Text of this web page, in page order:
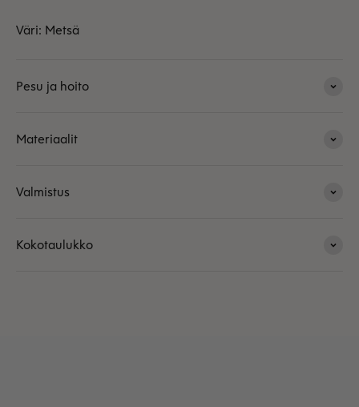
Väri: Metsä
Pesu ja hoito
Materiaalit
Valmistus
Kokotaulukko